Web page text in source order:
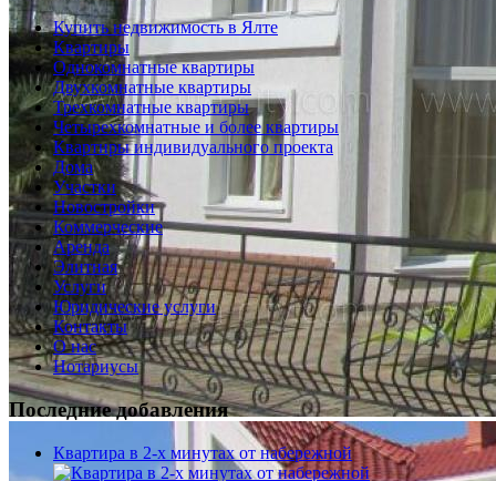
Купить недвижимость в Ялте
Квартиры
Однокомнатные квартиры
Двухкомнатные квартиры
Трехкомнатные квартиры
Четырехкомнатные и более квартиры
Квартиры индивидуального проекта
Дома
Участки
Новостройки
Коммерческие
Аренда
Элитная
Услуги
Юридические услуги
Контакты
О нас
Нотариусы
Последние добавления
Квартира в 2-х минутах от набережной